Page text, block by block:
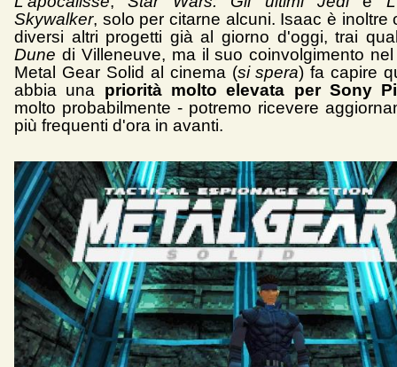
Skywalker, solo per citarne alcuni. Isaac è inoltre
diversi altri progetti già al giorno d'oggi, trai
Dune di Villeneuve, ma il suo coinvolgimento
Metal Gear Solid al cinema (si spera) fa capire
abbia una priorità molto elevata per Sony
molto probabilmente - potremo ricevere
più frequenti d'ora in avanti.